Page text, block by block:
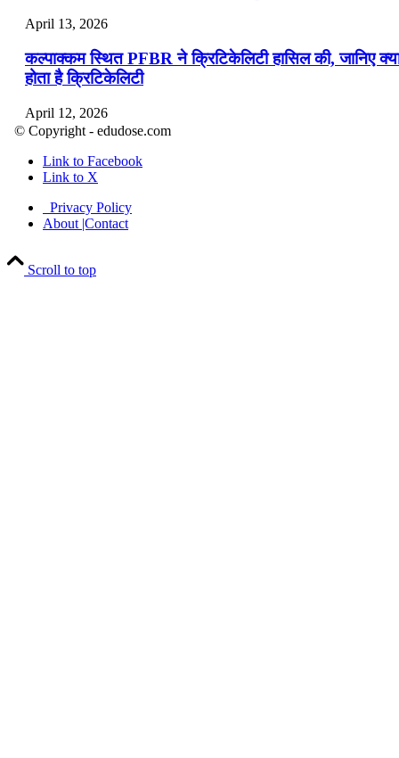
April 13, 2026
कल्पाक्कम स्थित PFBR ने क्रिटिकेलिटी हासिल की, जानिए
होता है क्रिटिकेलिटी
April 12, 2026
April 9, 2026
नासा का आर्टेमिस-2 मिशन: मनुष्य एक बार फिर से चंद्रमा के
पहुंचा
April 7, 2026
© Copyright - edudose.com
Link to Facebook
Link to X
Privacy Policy
About |Contact
Scroll to top